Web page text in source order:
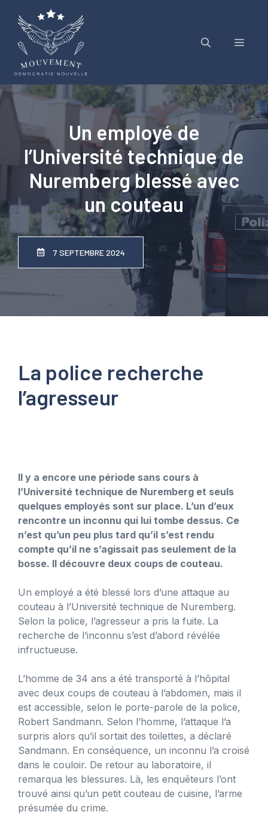
contenu
Menu
Un employé de
l’Université technique de
Nuremberg blessé avec
un couteau
7 SEPTEMBRE 2024
La police recherche
l’agresseur
Il y a encore une période sans cours à
l’Université technique de Nuremberg et seuls
quelques employés sont sur place. L’un d’eux
rencontre un inconnu qui lui tombe dessus. Ce
n’est qu’un peu plus tard qu’il s’est rendu
compte qu’il ne s’agissait pas seulement de la
bosse. Il découvre deux coups de couteau.
Un employé a été blessé lors d’une attaque au
couteau à l’Université technique de Nuremberg.
Selon la police, l’agresseur a pris la fuite. La
recherche de l’inconnu s’est d’abord révélée
infructueuse.
L’homme de 34 ans a été transporté à l’hôpital
avec deux coups de couteau à l’abdomen, mais il
est accessible, selon le porte-parole de la police,
Robert Sandmann. Selon l’homme, l’attaque l’a
surpris alors qu’il sortait des toilettes, a déclaré
Sandmann. En conséquence, un inconnu l’a croisé
dans le couloir. De retour au laboratoire, il
remarqua les blessures. Là, les enquêteurs l’ont
trouvé ainsi qu’un petit couteau de cuisine, l’arme
présumée du crime.